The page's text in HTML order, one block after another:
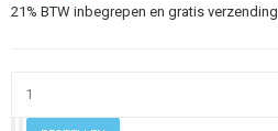
21% BTW inbegrepen en gratis verzending